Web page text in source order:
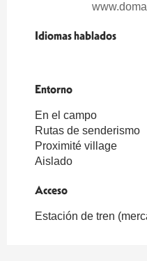
Idiomas hablados
Idiomas hablados
Entorno
Entorno
En el campo
Rutas de senderismo
Proximité village
Aislado
Acceso
Acceso
Estación de tren